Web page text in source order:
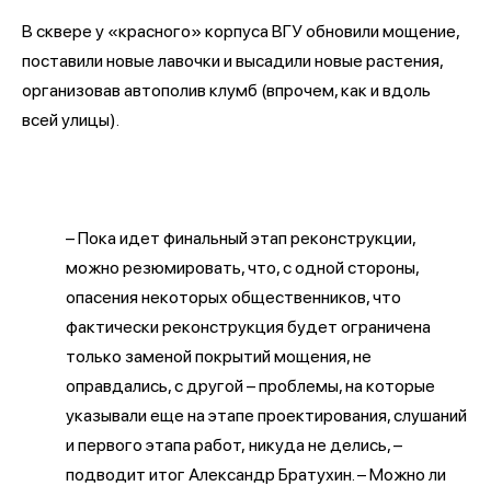
В сквере у «красного» корпуса ВГУ обновили мощение,
поставили новые лавочки и высадили новые растения,
организовав автополив клумб (впрочем, как и вдоль
всей улицы).
– Пока идет финальный этап реконструкции,
можно резюмировать, что, с одной стороны,
опасения некоторых общественников, что
фактически реконструкция будет ограничена
только заменой покрытий мощения, не
оправдались, с другой – проблемы, на которые
указывали еще на этапе проектирования, слушаний
и первого этапа работ, никуда не делись, –
подводит итог Александр Братухин. – Можно ли